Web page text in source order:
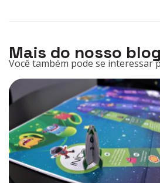
Mais do nosso blog
Você também pode se interessar